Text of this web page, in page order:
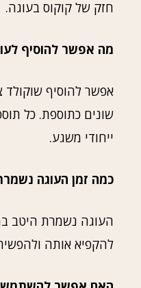
חזק של קוקוס בעוגה.
מה אפשר להוסיף
אפשר להוסיף שוקולד
שונים כתוספת. כל
ייחודי משגע.
כמה זמן העוגה
להקפיא אותה